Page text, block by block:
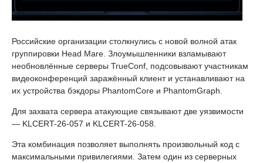
Российские организации столкнулись с новой волной атак
группировки Head Mare. Злоумышленники взламывают
необновлённые серверы TrueConf, подсовывают участникам
видеоконференций заражённый клиент и устанавливают на
их устройства бэкдоры PhantomCore и PhantomGraph.
Для захвата сервера атакующие связывают две уязвимости
— KLCERT-26-057 и KLCERT-26-058.
Эта комбинация позволяет выполнять произвольный код с
максимальными привилегиями. Затем один из серверных